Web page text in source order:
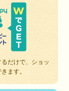
だけで、ショッ
ます。